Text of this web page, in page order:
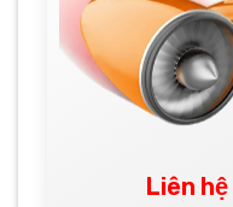
Liên